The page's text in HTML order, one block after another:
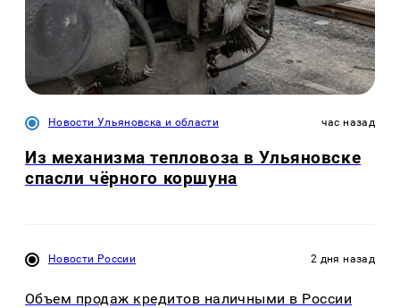
Новости Ульяновска и области час назад
Из механизма тепловоза в Ульяновске
спасли чёрного коршуна
Новости России 2 дня назад
Объем продаж кредитов наличными в России